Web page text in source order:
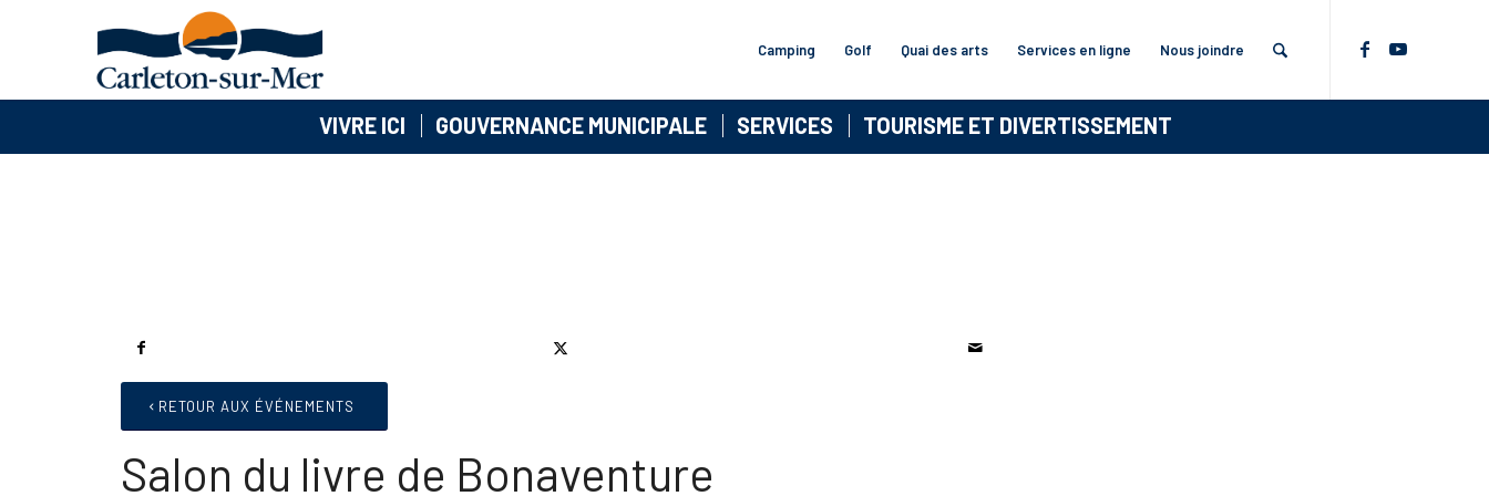
Camping Golf Quai des arts Services en ligne Nous joindre
VIVRE ICI GOUVERNANCE MUNICIPALE SERVICES TOURISME ET DIVERTISSEMENT
RETOUR AUX ÉVÉNEMENTS
Salon du livre de Bonaventure